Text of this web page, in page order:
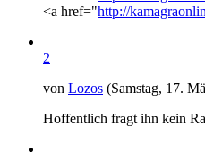
<a href="http://
2
von Lozos (Samstag, 17.
Hoffentlich fragt ihn kein